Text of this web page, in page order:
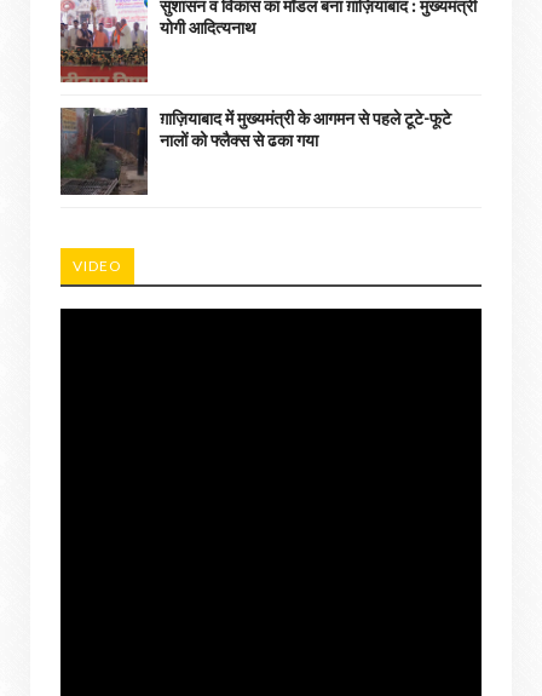
सुशासन व विकास का मॉडल बना ग़ाज़ियाबाद : ​मुख्यमंत्री
योगी आदित्यनाथ
ग़ाज़ियाबाद में मुख्यमंत्री के आगमन से पहले टूटे-फूटे
नालों को फ्लैक्स से ढका गया
VIDEO